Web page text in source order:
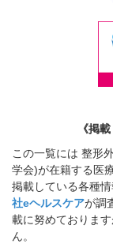
《掲
この一覧には 整形
学会)が在籍する医
掲載している各種
社eヘルスケアが調
載に努めておりま
ん。